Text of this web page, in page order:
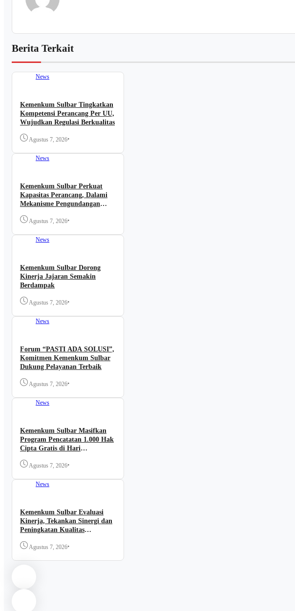
Berita Terkait
News
Kemenkum Sulbar Tingkatkan
Kompetensi Perancang Per UU,
Wujudkan Regulasi Berkualitas
Agustus 7, 2026•
News
Kemenkum Sulbar Perkuat
Kapasitas Perancang, Dalami
Mekanisme Pengundangan
Agustus 7, 2026•
News
Kemenkum Sulbar Dorong
Kinerja Jajaran Semakin
Berdampak
Agustus 7, 2026•
News
Forum “PASTI ADA SOLUSI”,
Komitmen Kemenkum Sulbar
Dukung Pelayanan Terbaik
Agustus 7, 2026•
News
Kemenkum Sulbar Masifkan
Program Pencatatan 1.000 Hak
Cipta Gratis di Hari
Agustus 7, 2026•
News
Kemenkum Sulbar Evaluasi
Kinerja, Tekankan Sinergi dan
Peningkatan Kualitas
Agustus 7, 2026•